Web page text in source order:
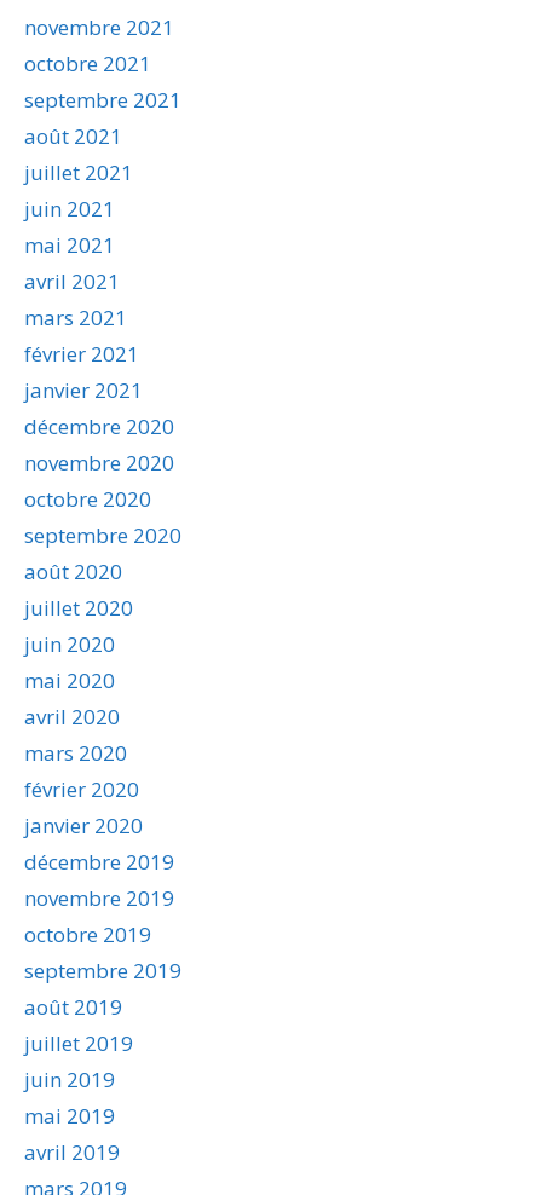
novembre 2021
octobre 2021
septembre 2021
août 2021
juillet 2021
juin 2021
mai 2021
avril 2021
mars 2021
février 2021
janvier 2021
décembre 2020
novembre 2020
octobre 2020
septembre 2020
août 2020
juillet 2020
juin 2020
mai 2020
avril 2020
mars 2020
février 2020
janvier 2020
décembre 2019
novembre 2019
octobre 2019
septembre 2019
août 2019
juillet 2019
juin 2019
mai 2019
avril 2019
mars 2019